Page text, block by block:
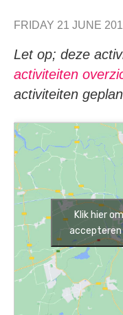
FRIDAY 21 JUNE
Let op; deze
activiteiten
activiteiten
Klik hier